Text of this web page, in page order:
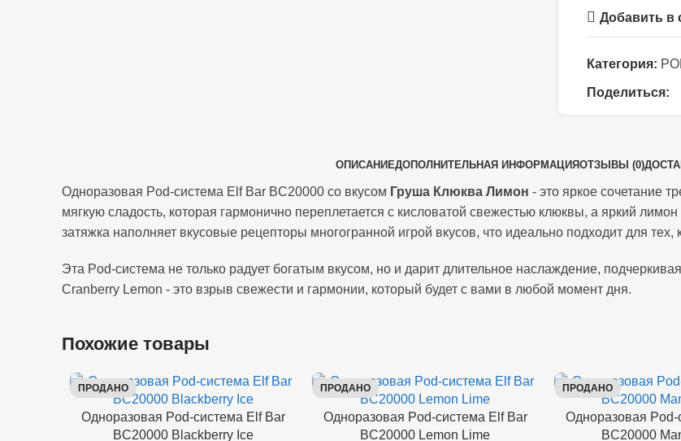
Добавить в
Категория:
Поделиться:
ОПИСАНИЕДОПОЛНИТЕЛЬНАЯ ИНФОРМАЦИЯОТЗЫВЫ (0)
Одноразовая Pod-система Elf Bar BC20000 со вкусом Груша Клюква Лимон - это яркое сочетание
мягкую сладость, которая гармонично переплетается с кисловатой свежестью клюквы, а яркий
затяжка наполняет вкусовые рецепторы многогранной игрой вкусов, что идеально подходит для
Эта Pod-система не только радует богатым вкусом, но и дарит длительное наслаждение,
Cranberry Lemon - это взрыв свежести и гармонии, который будет с вами в любой момент дня.
Похожие товары
ПРОДАНО
Одноразовая Pod-система Elf Bar
BC20000 Blackberry Ice
ПРОДАНО
Одноразовая Pod-система Elf Bar
BC20000 Lemon Lime
ПРОДАНО
Одноразовая Pod-
BC20000